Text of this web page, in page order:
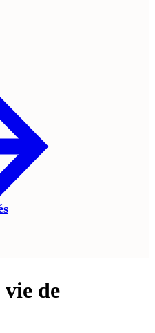
de